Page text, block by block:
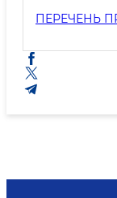
ПЕРЕЧЕНЬ